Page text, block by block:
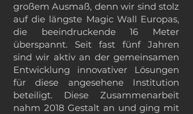
großem Ausmaß, denn wir sind stolz
auf die längste Magic Wall Europas,
die beeindruckende 16 Meter
überspannt. Seit fast fünf Jahren
sind wir aktiv an der gemeinsamen
Entwicklung innovativer Lösungen
für diese angesehene Institution
beteiligt. Diese Zusammenarbeit
nahm 2018 Gestalt an und ging mit